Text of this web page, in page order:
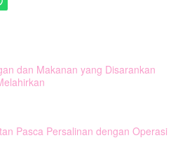
dan Makanan yang Disarankan
Pasca Persalinan dengan Operasi